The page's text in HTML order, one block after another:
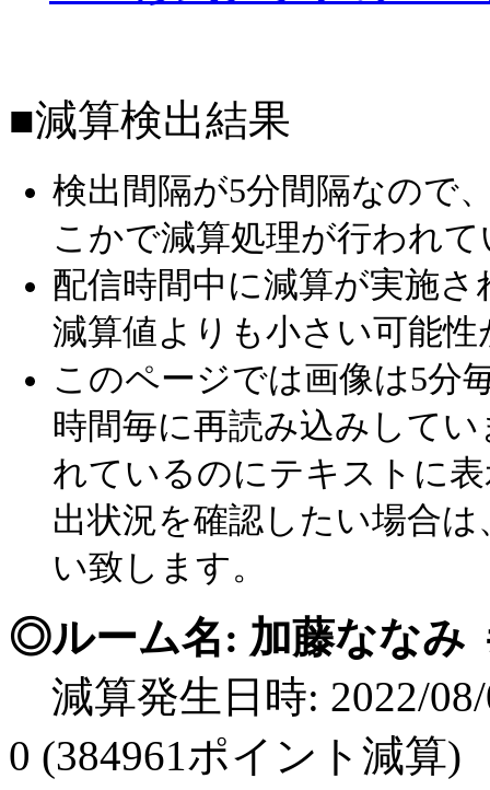
■減算検出結果
検出間隔が5分間隔なので
こかで減算処理が行われ
配信時間中に減算が実施
減算値よりも小さい可能
このページでは画像は5分
時間毎に再読み込みして
れているのにテキストに
出状況を確認したい場合
い致します。
◎ルーム名: 加藤ななみ
減算発生日時: 2022/
0 (384961ポイント減算)